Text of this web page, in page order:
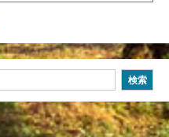
検索